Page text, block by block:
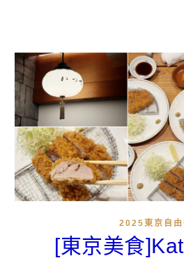
2025東京自由
[東京美食